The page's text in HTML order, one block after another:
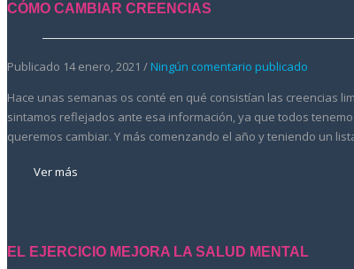
CÓMO CAMBIAR CREENCIAS
Publicado 14 enero, 2021 / Ningún comentario publicado
Hace unas semanas os conté en qué consistían las creencias
sintamos reflejados ante esa información, ya que todos
queremos cambiar. Y más comenzando el año y teniendo un
Ver más
EL EJERCICIO MEJORA LA SALUD MENTAL